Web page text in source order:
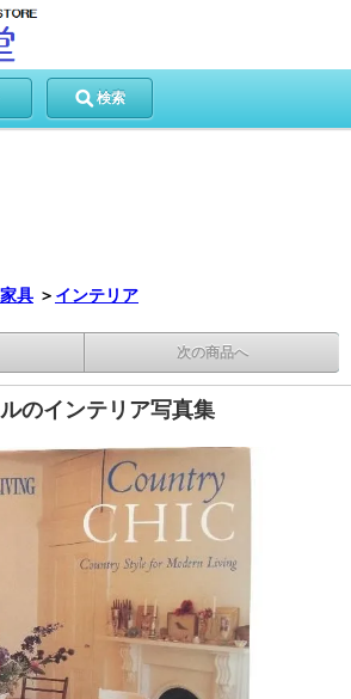
検索
具 ＞ インテリア
次の商品へ
のインテリア写真集